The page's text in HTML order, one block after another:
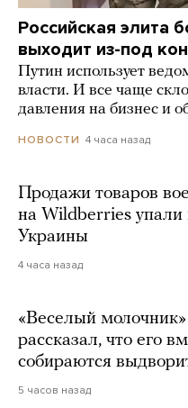
Российская элита
выходит из-под
Путин использует
власти. И все чаще
давления на бизнес и
НОВОСТИ 4 часа назад
Продажи товаров
на Wildberries упали
Украины
4 часа назад
«Веселый
рассказал, что его
собираются
5 часов назад